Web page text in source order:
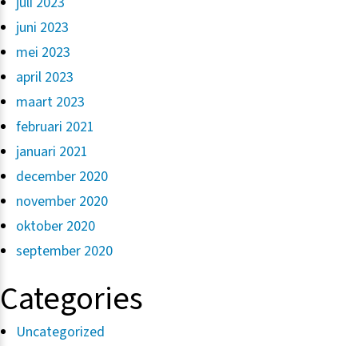
juni 2023
mei 2023
april 2023
maart 2023
februari 2021
januari 2021
december 2020
november 2020
oktober 2020
september 2020
Categories
Uncategorized